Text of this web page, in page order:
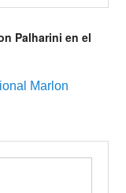
Palharini en el
Marlon